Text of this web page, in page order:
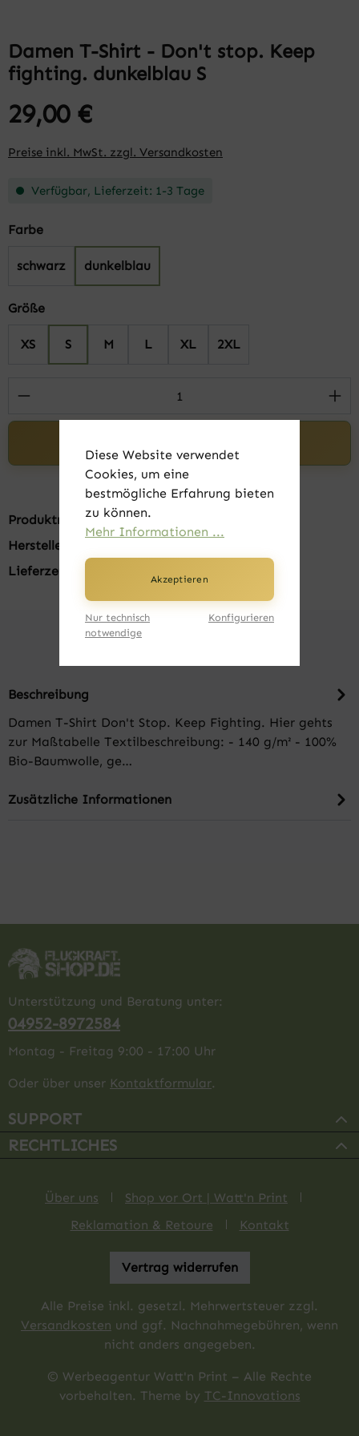
Damen T-Shirt - Don't stop. Keep
fighting. dunkelblau S
29,00 €
Preise inkl. MwSt. zzgl. Versandkosten
Verfügbar, Lieferzeit: 1-3 Tage
Farbeauswählen
schwarz dunkelblau
Größeauswählen
XS S M L XL 2XL
Produkt Anzahl: Gib den gewünschten
Produktnummer:FK22800-02-S
Hersteller:
Lieferzeit:
Beschreibung
Damen T-Shirt Don't Stop. Keep Fighting. Hier gehts
zur Maßtabelle Textilbeschreibung: - 140 g/m² - 100%
Bio-Baumwolle, ge…
Zusätzliche Informationen
Unterstützung und Beratung unter:
04952-8972584
Montag - Freitag 9:00 - 17:00 Uhr
Oder über unser Kontaktformular.
SUPPORT
RECHTLICHES
Über uns
Shop vor Ort | Watt'n Print
Reklamation & Retoure
Kontakt
Vertrag widerrufen
Alle Preise inkl. gesetzl. Mehrwertsteuer zzgl.
Versandkosten und ggf. Nachnahmegebühren, wenn
nicht anders angegeben.
© Werbeagentur Watt'n Print – Alle Rechte
vorbehalten. Theme by TC-Innovations
Diese Website verwendet
Cookies, um eine
bestmögliche Erfahrung bieten
zu können.
Mehr Informationen ...
Akzeptieren
Nur technisch
notwendige
Konfigurieren